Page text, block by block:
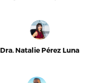
Dra. Natalie Pérez Luna